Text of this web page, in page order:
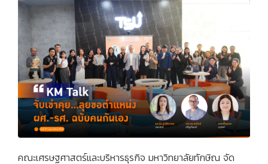
คณะเศรษฐศาสตร์และบริหารธุรกิจ มหาวิทยาลัยทักษิณ จัด